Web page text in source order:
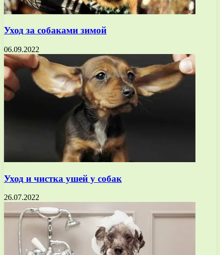
Уход за собаками зимой
06.09.2022
Уход и чистка ушей у собак
26.07.2022